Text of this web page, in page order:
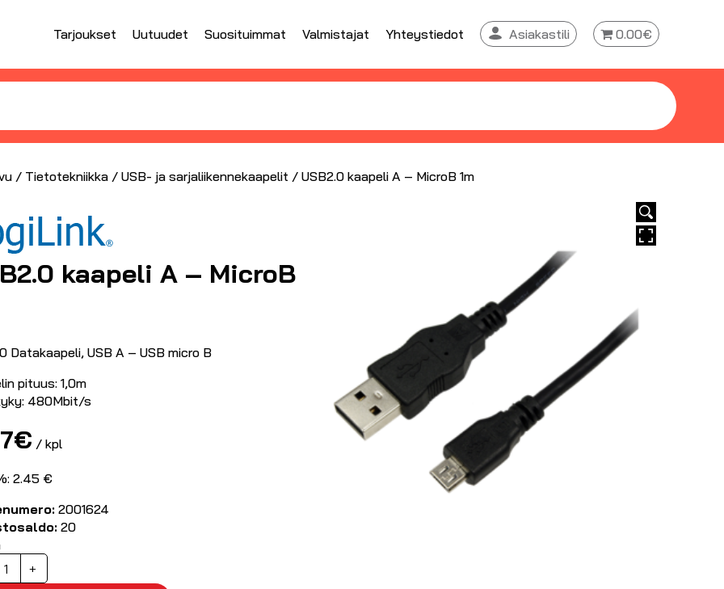
Tarjoukset Uutuudet Suosituimmat Valmistajat Yhteystiedot Asiakastili 0.00€
/ Tietotekniikka / USB- ja sarjaliikennekaapelit / USB2.0 kaapeli A – MicroB 1m
kaapeli A – MicroB
Datakaapeli, USB A – USB micro B
pituus: 1,0m
480Mbit/s
€ / kpl
2.45 €
2001624
20
+